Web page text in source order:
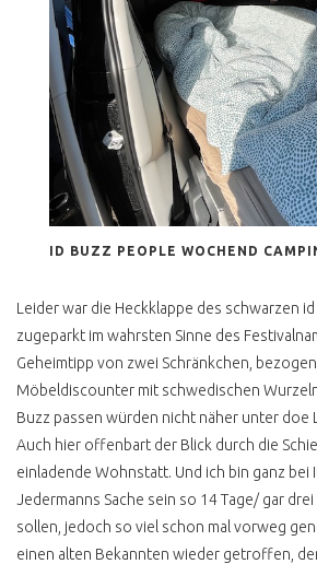
ID BUZZ PEOPLE WOCHEND
Leider war die Heckklappe des schwarzen
zugeparkt im wahrsten Sinne des
Geheimtipp von zwei Schränkchen,
Möbeldiscounter mit schwedischen
Buzz passen würden nicht näher unter doe
Auch hier offenbart der Blick durch die
einladende Wohnstatt. Und ich bin ganz bei
Jedermanns Sache sein so 14 Tage/ gar
sollen, jedoch so viel schon mal vorweg
einen alten Bekannten wieder getroffen,